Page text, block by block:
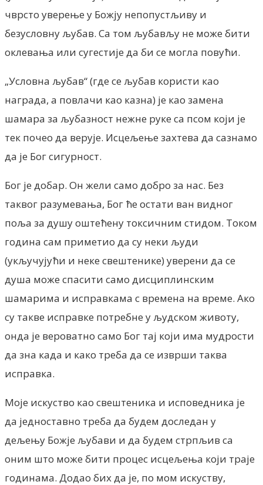
чврсто уверење у Божју непопустљиву и
безусловну љубав. Са том љубављу не може бити
оклевања или сугестије да би се могла повући.
„Условна љубав“ (где се љубав користи као
награда, а повлачи као казна) је као замена
шамара за љубазност нежне руке са псом који је
тек почео да верује. Исцељење захтева да сазнамо
да је Бог сигурност.
Бог је добар. Он жели само добро за нас. Без
таквог разумевања, Бог ће остати ван видног
поља за душу оштећену токсичним стидом. Током
година сам приметио да су неки људи
(укључујући и неке свештенике) уверени да се
душа може спасити само дисциплинским
шамарима и исправкама с времена на време. Ако
су такве исправке потребне у људском животу,
онда је вероватно само Бог тај који има мудрости
да зна када и како треба да се изврши таква
исправка.
Моје искуство као свештеника и исповедника је
да једноставно треба да будем доследан у
дељењу Божје љубави и да будем стрпљив са
оним што може бити процес исцељења који траје
годинама. Додао бих да је, по мом искуству,